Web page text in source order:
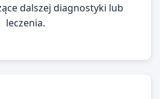
dalszej diagnostyki lub
leczenia.